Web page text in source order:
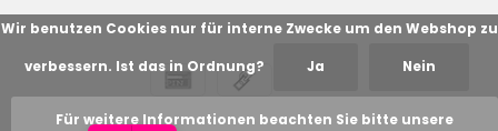
© Cotton Blues
Wir benutzen Cookies nur für interne Zwecke um den Webshop zu
verbessern. Ist das in Ordnung? Ja Nein
Für weitere Informationen beachten Sie bitte unsere